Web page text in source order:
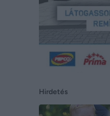
Hirdetés